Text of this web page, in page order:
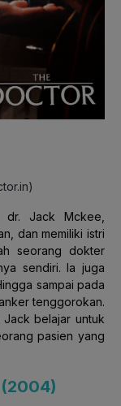
dr. Jack Mckee,
dan memiliki istri
seorang dokter
sendiri. Ia juga
sampai pada
tenggorokan.
belajar untuk
pasien yang